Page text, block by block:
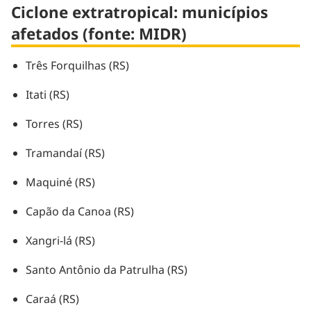
Ciclone extratropical: municípios
afetados (fonte: MIDR)
Três Forquilhas (RS)
Itati (RS)
Torres (RS)
Tramandaí (RS)
Maquiné (RS)
Capão da Canoa (RS)
Xangri-lá (RS)
Santo Antônio da Patrulha (RS)
Caraá (RS)